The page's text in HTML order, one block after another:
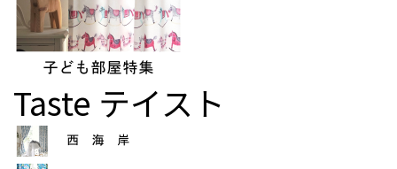
Taste テイスト